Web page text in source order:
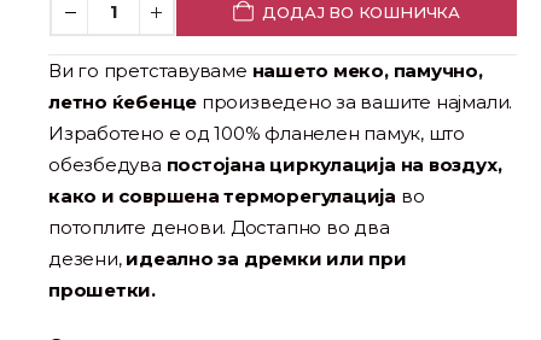
ДОДАЈ ВО КОШНИЧКА
Ви го претставуваме нашето меко, памучно,
летно ќебенце произведено за вашите најмали.
Изработено е од 100% фланелен памук, што
обезбедува постојана циркулација на воздух,
како и совршена терморегулација во
потоплите денови. Достапно во два
дезени, идеално за дремки или при
прошетки.